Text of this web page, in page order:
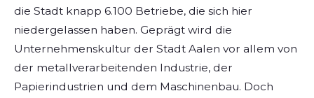
die Stadt knapp 6.100 Betriebe, die sich hier
niedergelassen haben. Geprägt wird die
Unternehmenskultur der Stadt Aalen vor allem von
der metallverarbeitenden Industrie, der
Papierindustrien und dem Maschinenbau. Doch